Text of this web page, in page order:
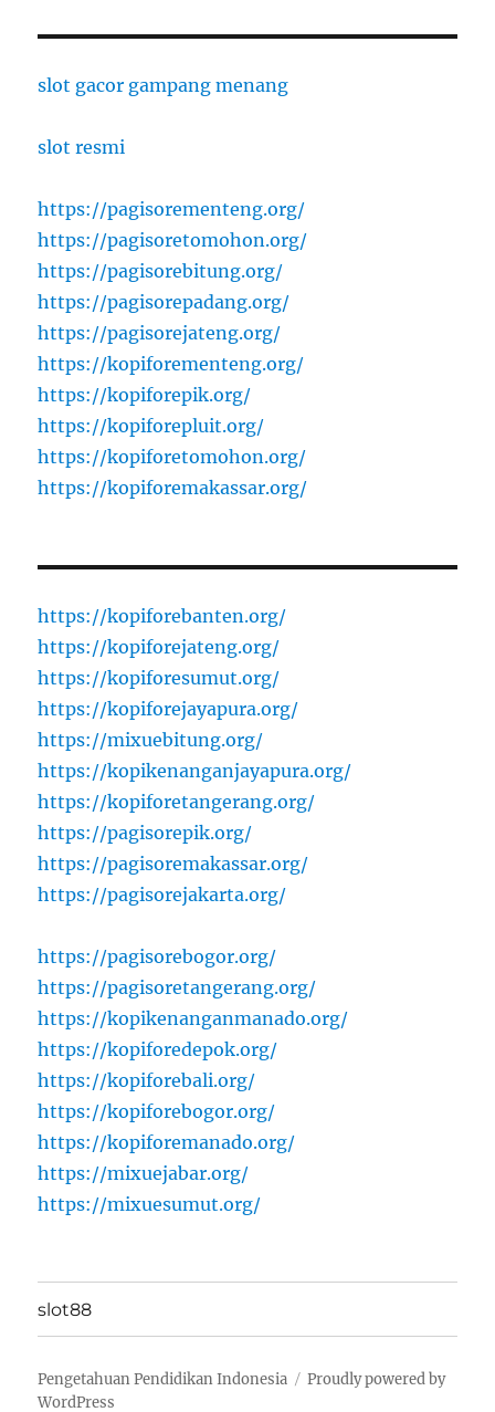
slot gacor gampang menang
slot resmi
https://pagisorementeng.org/
https://pagisoretomohon.org/
https://pagisorebitung.org/
https://pagisorepadang.org/
https://pagisorejateng.org/
https://kopiforementeng.org/
https://kopiforepik.org/
https://kopiforepluit.org/
https://kopiforetomohon.org/
https://kopiforemakassar.org/
https://kopiforebanten.org/
https://kopiforejateng.org/
https://kopiforesumut.org/
https://kopiforejayapura.org/
https://mixuebitung.org/
https://kopikenanganjayapura.org/
https://kopiforetangerang.org/
https://pagisorepik.org/
https://pagisoremakassar.org/
https://pagisorejakarta.org/
https://pagisorebogor.org/
https://pagisoretangerang.org/
https://kopikenanganmanado.org/
https://kopiforedepok.org/
https://kopiforebali.org/
https://kopiforebogor.org/
https://kopiforemanado.org/
https://mixuejabar.org/
https://mixuesumut.org/
slot88
Pengetahuan Pendidikan Indonesia
Proudly powered by
WordPress